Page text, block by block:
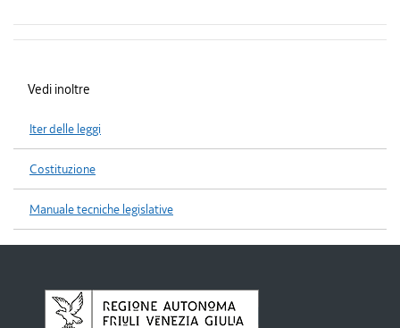
Vedi inoltre
Iter delle leggi
Costituzione
Manuale tecniche legislative